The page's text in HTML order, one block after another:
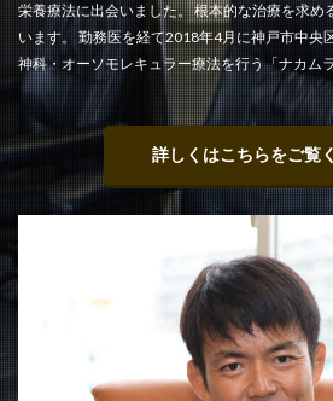
栄養療法に出会いました。 根本的な治療を求め
います。 勤務医を経て2018年4月に神戸市中央
神科・オーソモレキュラー療法を行う「ナカム
詳しくはこちらをご覧